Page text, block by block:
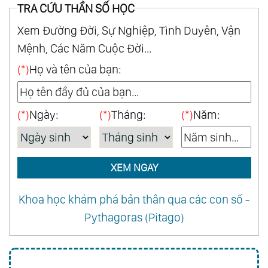
TRA CỨU THẦN SỐ HỌC
Xem Đường Đời, Sự Nghiệp, Tình Duyên, Vận
Mệnh, Các Năm Cuộc Đời...
(*)Họ và tên của bạn:
(*)Ngày: (*)Tháng: (*)Năm:
XEM NGAY
Khoa học khám phá bản thân qua các con số -
Pythagoras (Pitago)